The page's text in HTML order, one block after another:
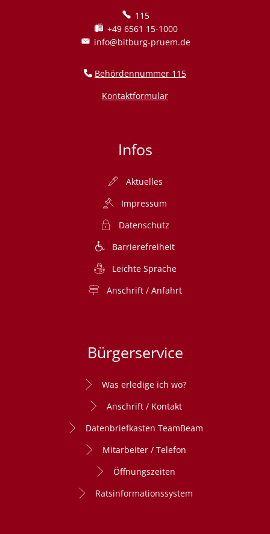
115
+49 6561 15-1000
info@bitburg-pruem.de
Behördennummer 115
Kontaktformular
Infos
Aktuelles
Impressum
Datenschutz
Barrierefreiheit
Leichte Sprache
Anschrift / Anfahrt
Bürgerservice
Was erledige ich wo?
Anschrift / Kontakt
Datenbriefkasten TeamBeam
Mitarbeiter / Telefon
Öffnungszeiten
Ratsinformationssystem